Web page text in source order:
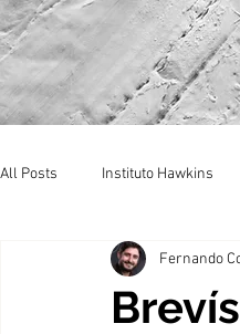
All Posts Instituto Hawkins
Fernando